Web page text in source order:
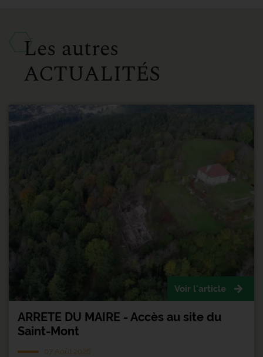
Les autres
ACTUALITÉS
Voir l'article
ARRETE DU MAIRE - Accès au site du
Saint-Mont
07 Août 2026